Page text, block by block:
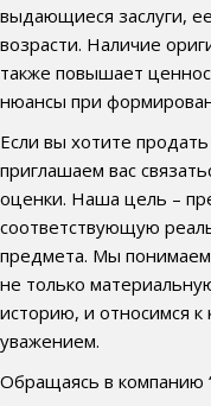
выдающиеся заслуги,
возрасти. Наличие
также повышает
нюансы при
Если вы хотите
приглашаем вас
оценки. Наша цель –
соответствующую
предмета. Мы
не только
историю, и относимся
уважением.
Обращаясь в компанию